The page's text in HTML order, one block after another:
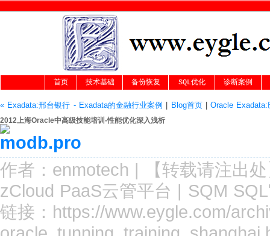
首页 技术基础 备份恢复 SQL优化 诊断案例
« Exadata:邢台银行 - Exadata的金融行业案例 Blog首页|Oracle Exadata:
2012上海Oracle中高级技能培训-性能优化深入浅析
作者： enmotech | 【转载请注出处
zCloud PaaS云管平台 | SQM
链接： https://www.eygle.com/